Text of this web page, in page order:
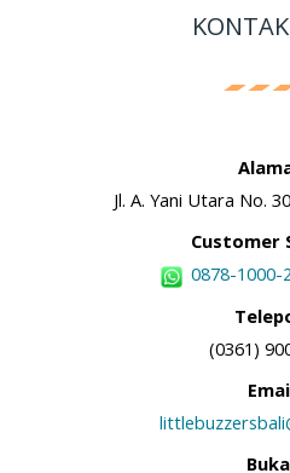
Jl. A. Yani Utara No.
Customer
0878-1000-
(0361)